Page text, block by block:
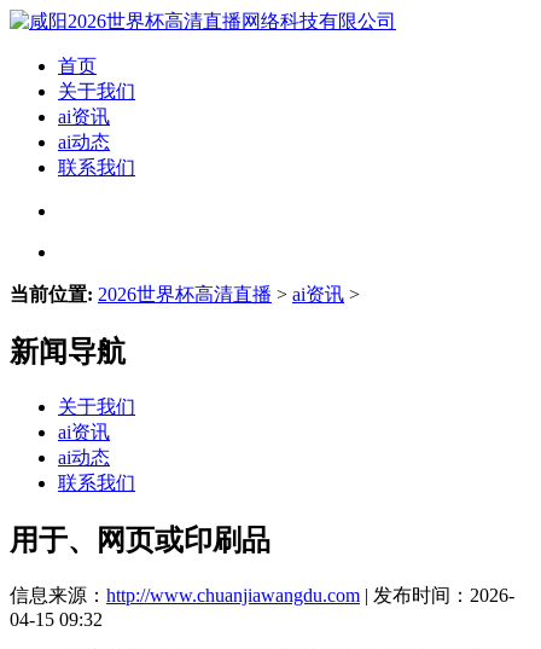
首页
关于我们
ai资讯
ai动态
联系我们
当前位置: 2026世界杯高清直播 > ai资讯 >
新闻导航
关于我们
ai资讯
ai动态
联系我们
用于、网页或印刷品
信息来源： http://www.chuanjiawangdu.com | 发布时间：2026-
04-15 09:32